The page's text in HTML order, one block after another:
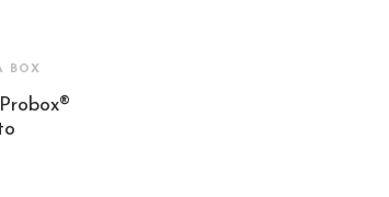
BOX